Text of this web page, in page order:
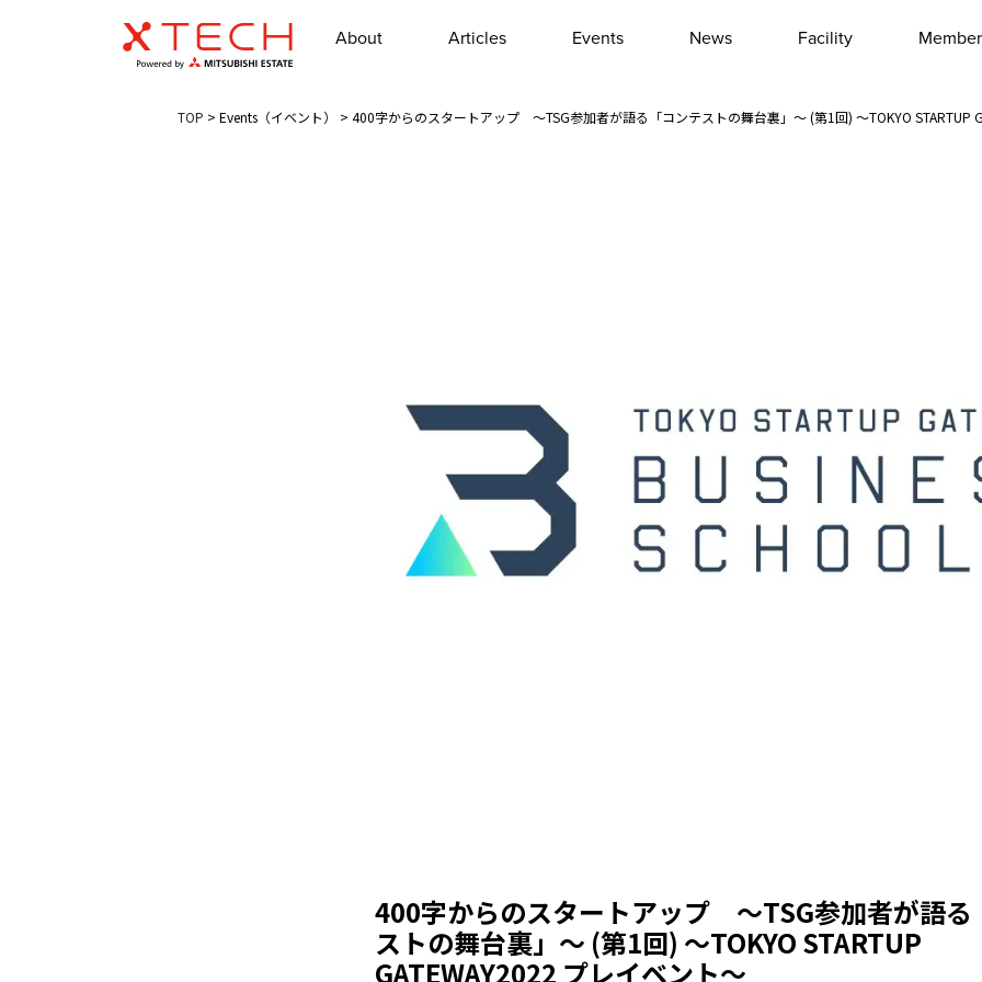
About Articles Events News Facility
TOP > Events（イベント） > 400字からのスタートアップ ～TSG参加者が語る「コンテストの舞台裏」～ (第1回) ～TOKYO STARTUP
400字からのスタートアップ ～TSG参加者が語る
ストの舞台裏」～ (第1回) ～TOKYO STARTUP
GATEWAY2022 プレイベント～